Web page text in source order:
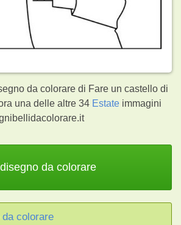
da colorare di Fare un castello di
una delle altre 34 Estate immagini
da colorare
colorare